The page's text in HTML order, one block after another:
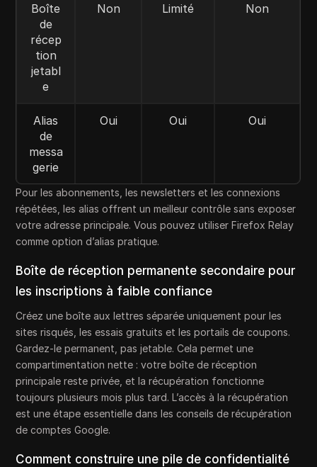
Boîte
de
récep
tion
jetabl
e
Non Limité Non
Alias
de
messa
gerie
Oui Oui Oui
Pour les abonnements, les newsletters et les connexions
répétées, les alias offrent un meilleur contrôle sans exposer
votre adresse principale. Vous pouvez utiliser Firefox Relay
comme option d’alias pratique.
Boîte de réception permanente secondaire pour
les inscriptions à faible confiance
Créez une boîte aux lettres séparée uniquement pour les
sites risqués, les essais gratuits et les portails de coupons.
Gardez-le permanent, pas jetable. Cela permet une
compartimentation nette : votre boîte de réception
principale reste privée, et la récupération fonctionne
toujours plusieurs mois plus tard. L’accès à la récupération
est une étape essentielle dans les conseils de récupération
de comptes Google.
Comment construire une pile de confidentialité